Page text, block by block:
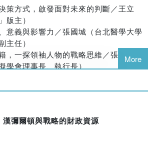
，以及其對現代世界的形塑所扮演的關
略的原點
年成為日常用語時，傳達的是崇尚計策
目的是避免正面交鋒。這種觀點在十九
重於如何經由各種手段實現目標的議
及道德），而這些情況大不相同。控制
班英語組結業；英國杜倫大學英語教學
文學系學士畢業。專職寫手、譯者和審
詞隨身祕笈》。譯有《明日飆股》、
會做人更累》。
是戰略的本質，更接近於方法論，每個
兩種，一種是結合當代社會發展、技術
同要素，完善了一套軍事理論，使其可
則是在軍事思想停滯的年代，找出突破
），中文的「戰」字給人連結到軍
方式，啟發面對未來的判斷／王立
版主）
義與影響力／張國城（台北醫學大學
主任）
一探領袖人物的戰略思維／張榮豐、
學會理事長、執行長）
理解戰爭、戰略及其深層原因／蘇紫
防戰略與資源研究所所長）
聘教授／霍爾．布蘭茲
More
漢彌爾頓與戰略的財政資源